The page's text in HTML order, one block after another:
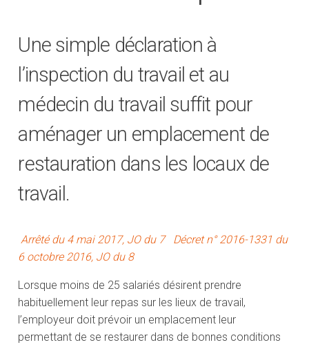
Une simple déclaration à
l’inspection du travail et au
médecin du travail suffit pour
aménager un emplacement de
restauration dans les locaux de
travail.
Arrêté du 4 mai 2017, JO du 7 Décret n° 2016-1331 du
6 octobre 2016, JO du 8
Lorsque moins de 25 salariés désirent prendre
habituellement leur repas sur les lieux de travail,
l’employeur doit prévoir un emplacement leur
permettant de se restaurer dans de bonnes conditions